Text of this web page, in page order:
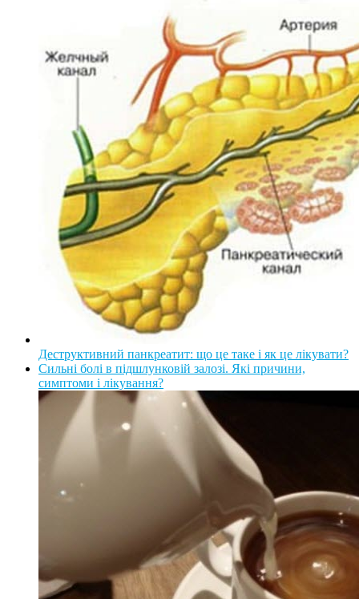
Деструктивний панкреатит: що це таке і як це лікувати?
Сильні болі в підшлунковій залозі. Які причини,
симптоми і лікування?